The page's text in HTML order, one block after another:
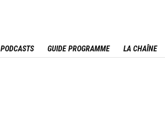
PODCASTS GUIDE PROGRAMME LA CHAÎNE